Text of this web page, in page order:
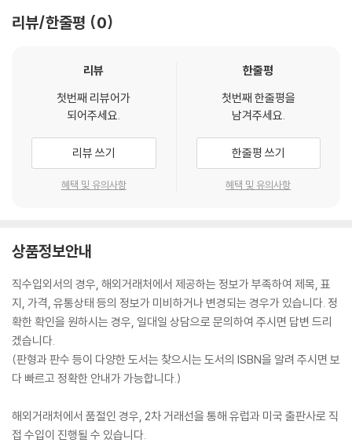
리뷰/한줄평 0
리뷰
첫번째 리뷰어가
되어주세요.
리뷰 쓰기
혜택 및 유의사항
한줄평
첫번째 한줄평을
남겨주세요.
한줄평 쓰기
혜택 및 유의사항
상품정보안내
직수입외서의 경우, 해외거래처에서 제공하는 정보가 부족하여 제목, 표
지, 가격, 유통상태 등의 정보가 미비하거나 변경되는 경우가 있습니다. 정
확한 확인을 원하시는 경우, 일대일 상담으로 문의하여 주시면 답변 드리
겠습니다.
(판형과 판수 등이 다양한 도서는 찾으시는 도서의 ISBN을 알려 주시면 보
다 빠르고 정확한 안내가 가능합니다.)
해외거래처에서 품절인 경우, 2차 거래선을 통해 유럽과 미국 출판사로 직
접 수입이 진행될 수 있습니다.